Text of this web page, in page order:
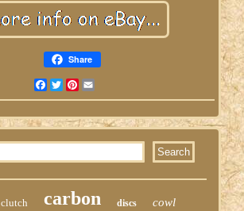
Share
Facebook
TwitterPinterest
clutch carbon discs cowl